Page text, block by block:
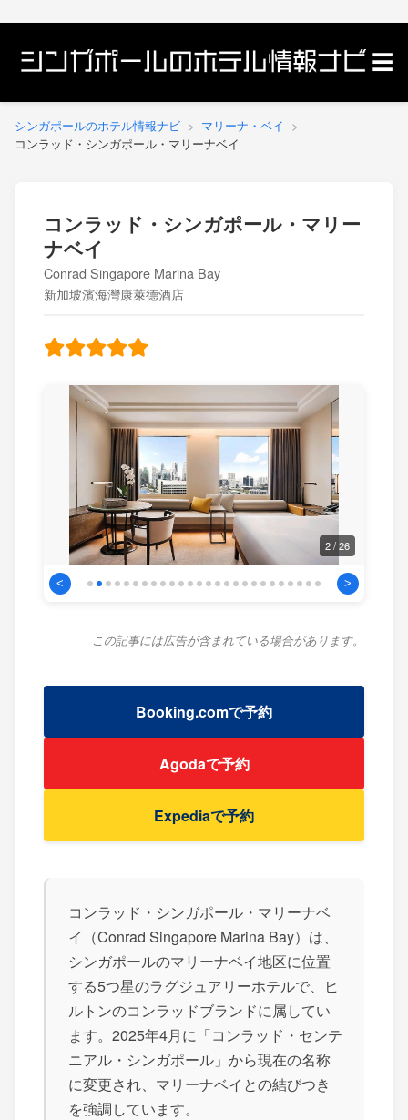
☰
エリア別に探す
Singapura TOP
シンガポールのホテル情報ナビ
マリーナ・ベイ
コンラッド・シンガポール・マリーナベイ
コンラッド・シンガポール・マリー
ナベイ
Conrad Singapore Marina Bay
新加坡濱海灣康萊德酒店
2 / 26
< >
この記事には広告が含まれている場合があります。
Booking.comで予約
Agodaで予約
Expediaで予約
コンラッド・シンガポール・マリーナベ
イ（Conrad Singapore Marina Bay）は、
シンガポールのマリーナベイ地区に位置
する5つ星のラグジュアリーホテルで、ヒ
ルトンのコンラッドブランドに属してい
ます。2025年4月に「コンラッド・センテ
ニアル・シンガポール」から現在の名称
に変更され、マリーナベイとの結びつき
を強調しています。